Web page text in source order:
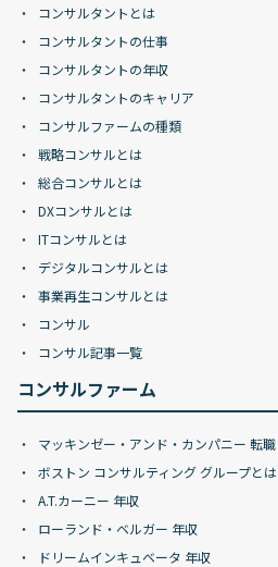
コンサルタントとは
コンサルタントの仕事
コンサルタントの年収
コンサルタントのキャリア
コンサルファームの種類
戦略コンサルとは
総合コンサルとは
DXコンサルとは
ITコンサルとは
デジタルコンサルとは
事業再生コンサルとは
コンサル
コンサル記事一覧
コンサルファーム
マッキンゼー・アンド・カンパニー 転職
ボストン コンサルティング グループとは
A.T.カーニー 年収
ローランド・ベルガー 年収
ドリームインキュベータ 年収